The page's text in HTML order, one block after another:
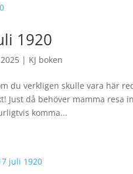
1920
| KJ boken
du verkligen skulle vara här
Just då behöver mamma resa
komma...